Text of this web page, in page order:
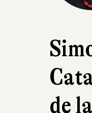
de